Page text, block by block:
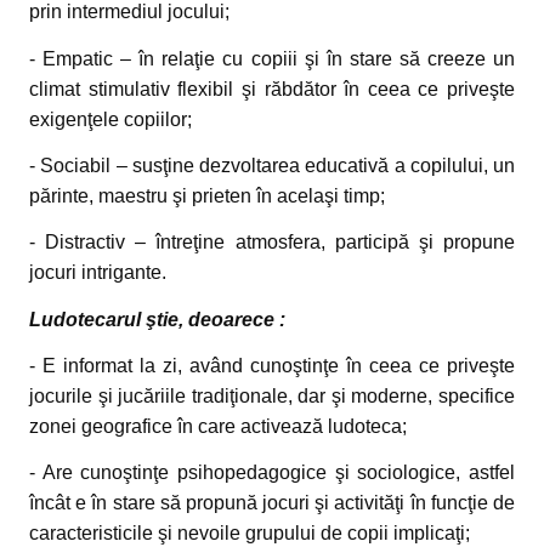
prin intermediul jocului;
- Empatic – în relaţie cu copiii şi în stare să creeze un
climat stimulativ flexibil şi răbdător în ceea ce priveşte
exigenţele copiilor;
- Sociabil – susţine dezvoltarea educativă a copilului, un
părinte, maestru şi prieten în acelaşi timp;
- Distractiv – întreţine atmosfera, participă şi propune
jocuri intrigante.
Ludotecarul ştie, deoarece :
- E informat la zi, având cunoştinţe în ceea ce priveşte
jocurile şi jucăriile tradiţionale, dar şi moderne, specifice
zonei geografice în care activează ludoteca;
- Are cunoştinţe psihopedagogice şi sociologice, astfel
încât e în stare să propună jocuri şi activităţi în funcţie de
caracteristicile şi nevoile grupului de copii implicaţi;